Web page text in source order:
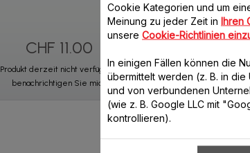
CHF 11.00
Produkt derzeit nicht verfügbar,
benachrichtigen Sie mich
In den Warenkorb
Cookie Kategorien und um
Meinung zu jeder Zeit in Ihren
unsere Cookie-Richtlinien
In einigen Fällen können die
übermittelt werden (z. B. in
und von verbundenen
(wie z. B. Google LLC mit
kontrollieren).